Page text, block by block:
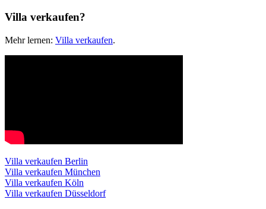
Villa verkaufen?
Mehr lernen: Villa verkaufen.
Villa verkaufen Berlin
Villa verkaufen München
Villa verkaufen Köln
Villa verkaufen Düsseldorf